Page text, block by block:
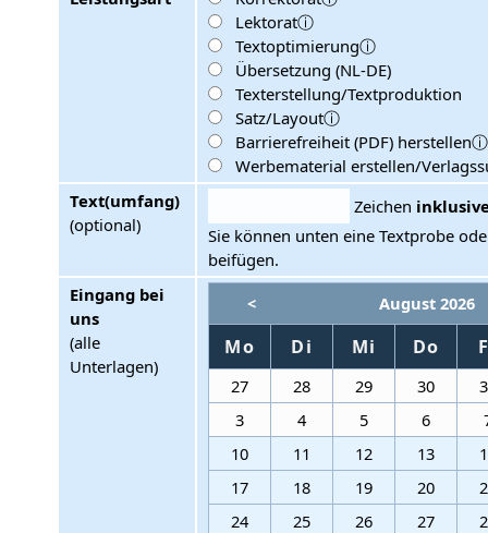
Lektoratⓘ
Textoptimierungⓘ
Übersetzung (NL-DE)
Texterstellung/Textproduktion
Satz/Layoutⓘ
Barrierefreiheit (PDF) herstellenⓘ
Werbematerial erstellen/
Text(umfang)
(optional)
Zeichen
Sie können unten eine Textprobe
beifügen.
Eingang bei
uns
(alle
Unterlagen)
< August 2026
Mo Di Mi Do
27 28 29 30
3
4 5 6
10
11 12 13
17
18 19 20
24
25 26 27